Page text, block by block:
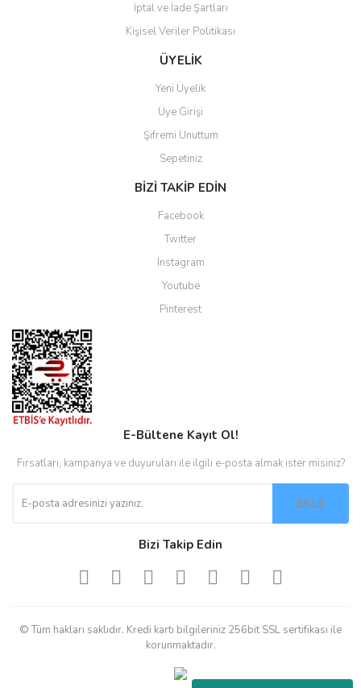
Gönder
İptal ve İade Şartları
Kişisel Veriler Politikası
ÜYELİK
Yeni Üyelik
Üye Girişi
Şifremi Unuttum
Sepetiniz
BİZİ TAKİP EDİN
Facebook
Twitter
Instagram
Youtube
Pinterest
E-Bültene Kayıt Ol!
Fırsatları, kampanya ve duyuruları ile ilgili e-posta almak ister misiniz?
EKLE
Bizi Takip Edin
© Tüm hakları saklıdır. Kredi kartı bilgileriniz 256bit SSL sertifikası ile
korunmaktadır.